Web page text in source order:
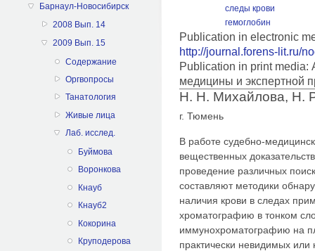
Барнаул-Новосибирск
2008 Вып. 14
2009 Вып. 15
Содержание
Оргвопросы
Танатология
Живые лица
Лаб. исслед.
Буймова
Воронкова
Кнауб
Кнауб2
Кокорина
Круподерова
следы крови
гемоглобин
Publication in electronic
http://journal.forens-lit.ru/
Publication in print media:
медицины и экспертной
Н. Н. Михайлова, Н.
г. Тюмень
В работе судебно-
вещественных
проведение различных
составляют методики
наличия крови в следах
хроматографию в тонком
иммунохроматографию на
практически невидимых